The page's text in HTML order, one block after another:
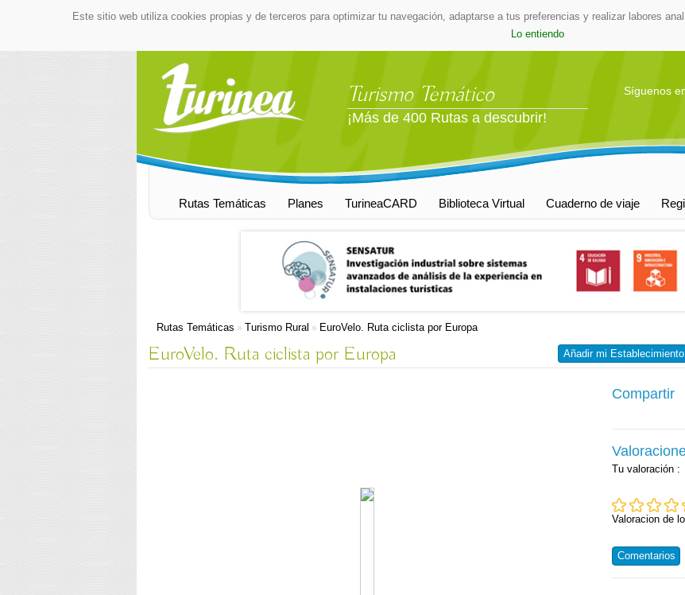
Este sitio web utiliza cookies propias y de terceros para optimizar tu navegación, adaptarse a tus preferencias y realizar labores
Lo entiendo
Turismo Temático
¡Más de 400 Rutas a descubrir!
Síguenos
Rutas Temáticas Planes TurineaCARD Biblioteca Virtual Cuaderno de viaje
Rutas Temáticas » Turismo Rural » EuroVelo. Ruta ciclista por Europa
Añadir mi
EuroVelo. Ruta ciclista por Europa
Compartir
Tu valoración :
Valoracion de
Comentarios